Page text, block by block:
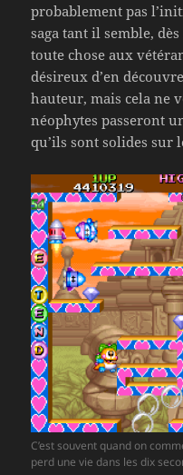
probablement pas
saga tant il semble,
toute chose aux
désireux d’en
hauteur, mais cela ne
néophytes passeront
qu’ils sont solides sur
C’est souvent quand on
perd une vie dans les dix